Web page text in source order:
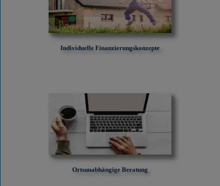
Individuelle Finanzierungskonzepte
Ortsunabhängige Beratung